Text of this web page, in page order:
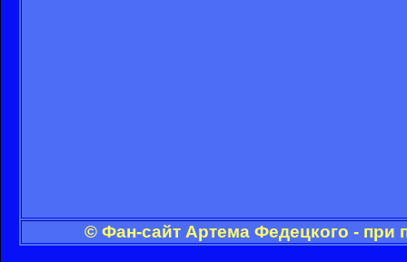
© Фан-сайт Артема Федецкого - при